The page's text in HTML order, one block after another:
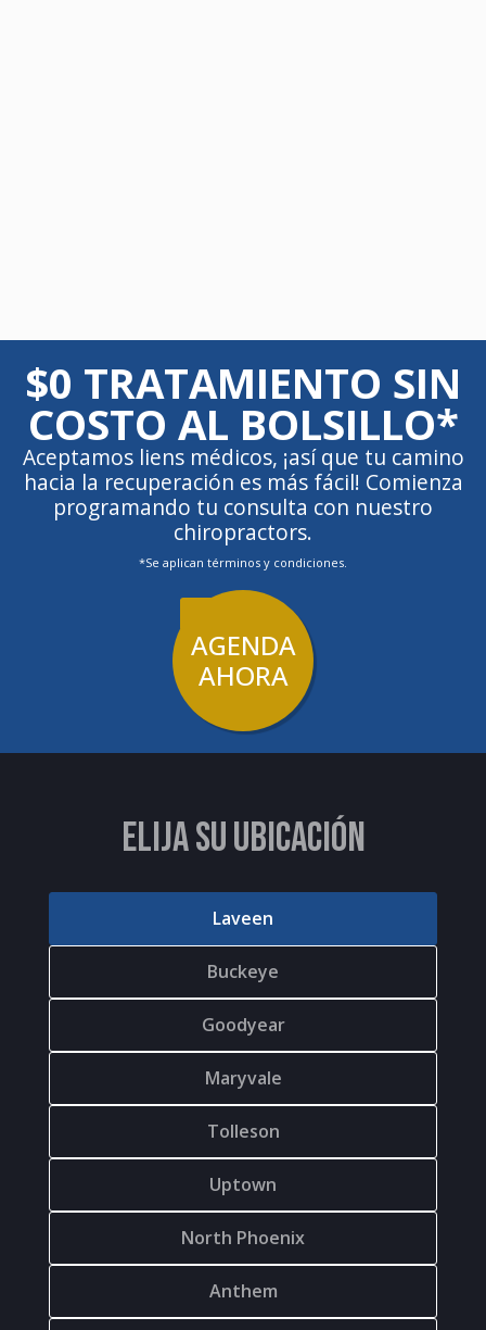
$0 TRATAMIENTO SIN
COSTO AL BOLSILLO*
Aceptamos liens médicos, ¡así que tu camino
hacia la recuperación es más fácil! Comienza
programando tu consulta con nuestro
chiropractors.
*Se aplican términos y condiciones.
AGENDA
AHORA
ELIJA SU UBICACIÓN
Laveen
Buckeye
Goodyear
Maryvale
Tolleson
Uptown
North Phoenix
Anthem